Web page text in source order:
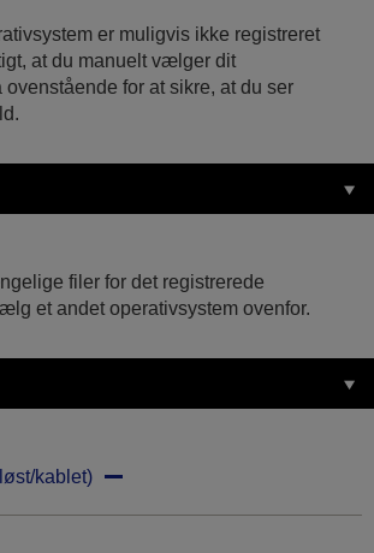
er muligvis ikke registreret
at du manuelt vælger dit
ovenstående for at sikre, at du ser
filer for det registrerede
et andet operativsystem ovenfor.
kablet)